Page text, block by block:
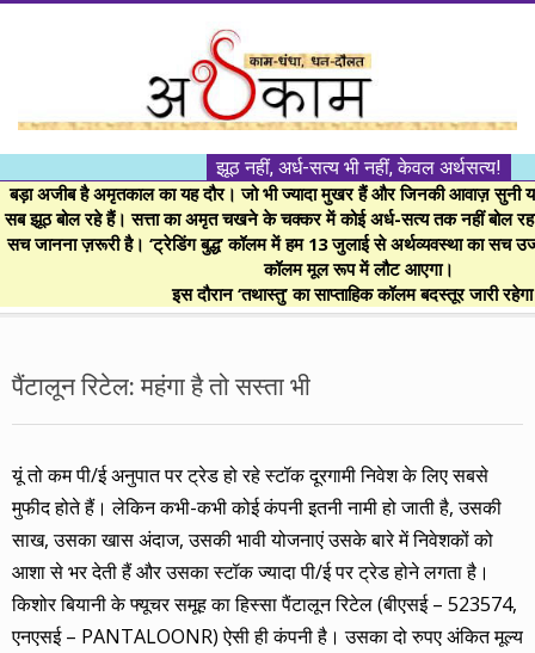
।।
अर्थकाम।।
BE
FINANCIALLY
CLEVER!
झूठ नहीं, अर्ध-सत्य भी नहीं, केवल अर्थसत्य!
बड़ा अजीब है अमृतकाल का यह दौर। जो भी ज्यादा मुखर हैं और जिनकी आवाज़ सुनी
सब झूठ बोल रहे हैं। सत्ता का अमृत चखने के चक्कर में कोई अर्ध-सत्य तक नहीं बोल
सच जानना ज़रूरी है। ‘ट्रेडिंग बुद्ध’ कॉलम में हम 13 जुलाई से अर्थव्यवस्था का सच
कॉलम मूल रूप में लौट आएगा।
इस दौरान ‘तथास्तु’ का साप्ताहिक कॉलम बदस्तूर जारी
Menu
पैंटालून रिटेल: महंगा है तो सस्ता भी
यूं तो कम पी/ई अनुपात पर ट्रेड हो रहे स्टॉक दूरगामी निवेश के लिए सबसे
मुफीद होते हैं। लेकिन कभी-कभी कोई कंपनी इतनी नामी हो जाती है, उसकी
साख, उसका खास अंदाज, उसकी भावी योजनाएं उसके बारे में निवेशकों को
आशा से भर देती हैं और उसका स्टॉक ज्यादा पी/ई पर ट्रेड होने लगता है।
किशोर बियानी के फ्यूचर समूह का हिस्सा पैंटालून रिटेल (बीएसई – 523574,
एनएसई – PANTALOONR) ऐसी ही कंपनी है। उसका दो रुपए अंकित मूल्य